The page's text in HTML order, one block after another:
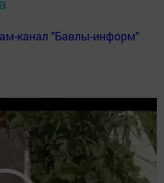
канал "Бавлы-информ"